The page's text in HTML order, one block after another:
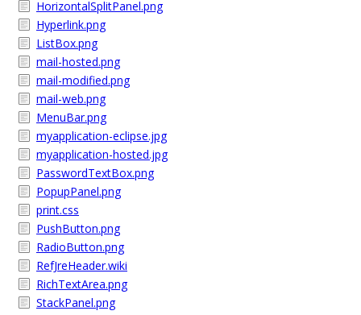
HorizontalSplitPanel.png
Hyperlink.png
ListBox.png
mail-hosted.png
mail-modified.png
mail-web.png
MenuBar.png
myapplication-eclipse.jpg
myapplication-hosted.jpg
PasswordTextBox.png
PopupPanel.png
print.css
PushButton.png
RadioButton.png
RefJreHeader.wiki
RichTextArea.png
StackPanel.png